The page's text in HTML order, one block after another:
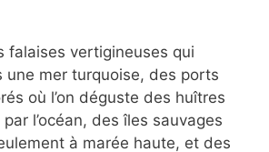
falaises vertigineuses qui
une mer turquoise, des ports
où l’on déguste des huîtres
l’océan, des îles sauvages
à marée haute, et des